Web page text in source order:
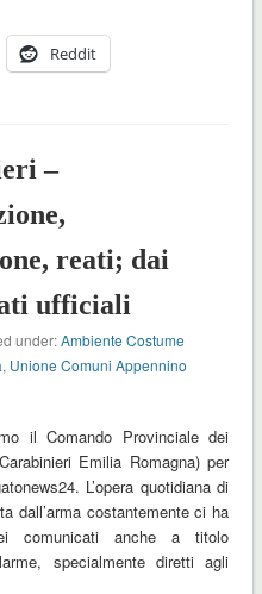
Reddit
–
reati; dai
ufficiali
under:Ambiente Costume
, Unione Comuni Appennino
il Comando Provinciale dei
Emilia Romagna) per
L’opera quotidiana di
dall’arma costantemente ci ha
comunicati anche a titolo
specialmente diretti agli